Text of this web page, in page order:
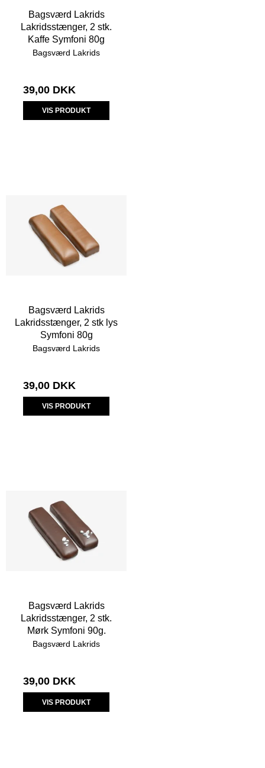
Bagsværd Lakrids
Lakridsstænger, 2 stk.
Kaffe Symfoni 80g
Bagsværd Lakrids
39,00 DKK
VIS PRODUKT
Bagsværd Lakrids
Lakridsstænger, 2 stk lys
Symfoni 80g
Bagsværd Lakrids
39,00 DKK
VIS PRODUKT
Bagsværd Lakrids
Lakridsstænger, 2 stk.
Mørk Symfoni 90g.
Bagsværd Lakrids
39,00 DKK
VIS PRODUKT